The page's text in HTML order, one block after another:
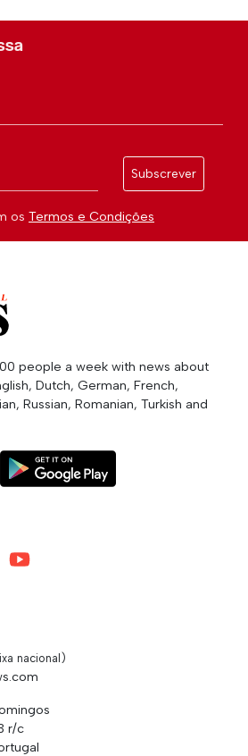
Subscrever
os Termos e Condições
people a week with news about
Dutch, German, French,
Russian, Romanian, Turkish and
nacional)
r/c